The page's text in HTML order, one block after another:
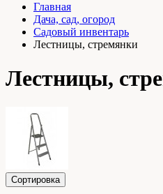
Главная
Дача, сад, огород
Садовый инвентарь
Лестницы, стремянки
Лестницы,
Сортировка